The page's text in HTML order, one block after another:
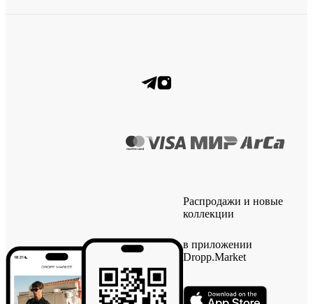
Распродажи и новые
коллекции
в приложении
Dropp.Market